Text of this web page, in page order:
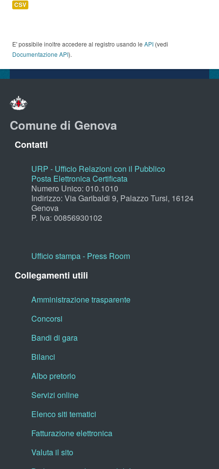
CSV
E' possibile inoltre accedere al registro usando le API (vedi
Documentazione API).
Comune di Genova
Contatti
URP - Ufficio Relazioni con il Pubblico
Posta Elettronica Certificata
Numero Unico: 010.1010
Indirizzo: Via Garibaldi 9, Palazzo Tursi, 16124
Genova
P. Iva: 00856930102
Ufficio stampa - Press Room
Collegamenti utili
Amministrazione trasparente
Concorsi
Bandi di gara
Bilanci
Albo pretorio
Servizi online
Elenco siti tematici
Fatturazione elettronica
Valuta il sito